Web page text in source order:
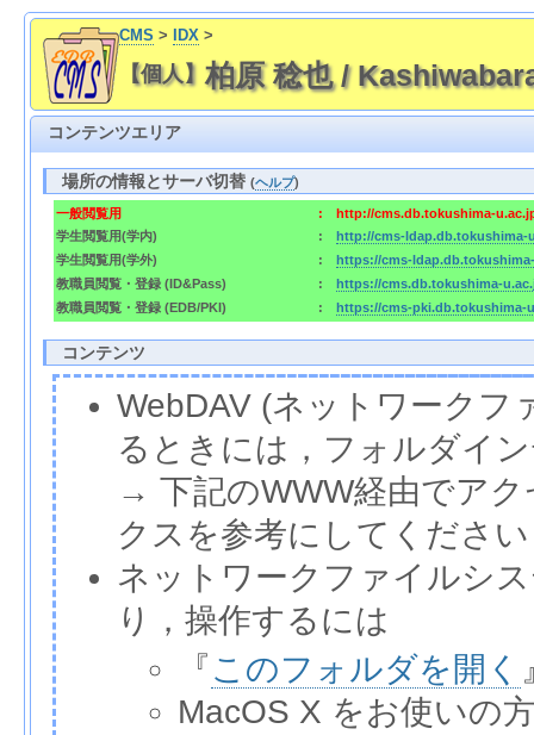
CMS > IDX>
【個人】 柏原 稔也 /
コンテンツエリア
場所の情報とサーバ切替(ヘルプ)
一般閲覧用 :
http://cms.db.tokushima-
学生閲覧用(学内)
:
http://cms-ldap.db.tokushima-
学生閲覧用(学外)
:
https://cms-
教職員閲覧・登録 (ID&Pass)
:
https://cms.db.tokushima-
教職員閲覧・登録 (EDB/PKI)
: https://cms-pki.db.tokushima-
コンテンツ
WebDAV (ネットワーク
るときには，フォルダイ
→ 下記のWWW経由でア
クスを参考にしてくださ
ネットワークファイルシ
り，操作するには
『このフォルダを開く
MacOS X をお使いの